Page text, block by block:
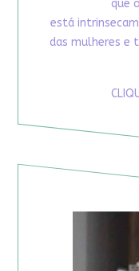
que
está
das mulheres e